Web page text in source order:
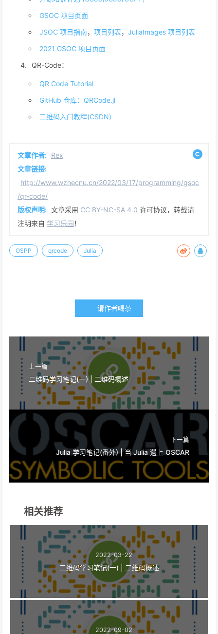
GSOC 项目页面
JSOC 项目指南， 项目列表， JuliaImages 项目列表
2021 GSOC 项目页面
QR-Code：
QR Code Tutorial
GitHub 仓库：QRCode.jl
二维码入门教程(CSDN)
文章作者: Rex
文章链接:
http://www.wzhecnu.cn/2022/03/17/programming/gsoc
/qr-code/
版权声明: 文章采用 CC BY-NC-SA 4.0 许可协议，转载请
注明来自 学习乐园！
OSPP qrcode Julia
请作者喝茶
上一篇
二维码学习笔记(一) | 二维码概述
下一篇
Julia 学习笔记(番外) | 当 Julia 遇上 OSCAR
相关推荐
2022-03-22
二维码学习笔记(一) | 二维码概述
2022-09-02